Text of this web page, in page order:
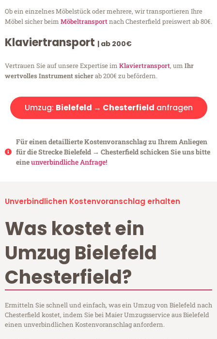
Ob ein einzelnes Möbelstück oder mehrere, wir transportieren Ihre
Möbel sicher beim Möbeltransportnach Chesterfield preiswert ab 80€.
Klaviertransport | ab 200€
Vertrauen Sie auf unsere Expertise im Klaviertransport, um Ihr
wertvolles Instrument sicherab 200€ zu befördern.
Umzug: Bielefeld → Chesterfield anfragen
Für einen detaillierte Kostenvoranschlag zu Ihrem Anliegen
für die Strecke Bielefeld → Chesterfield schicken Sie uns bitte
eineunverbindliche Anfrage!
Unverbindlichen Kostenvoranschlag erhalten
Was kostet ein
Umzug Bielefeld
Chesterfield?
Ermitteln Sie schnell und einfach, was ein Umzug von Bielefeld nach
Chesterfield kostet, indem Sie bei Maier Umzugsservice aus Bielefeld
einen unverbindlichen Kostenvoranschlag anfordern.